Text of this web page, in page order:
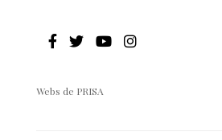
Webs de PRISA